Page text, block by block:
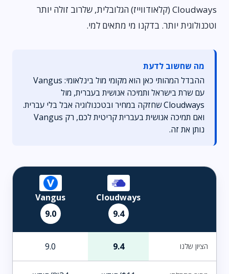
Cloudways (קלאודווייז) הגלובלית, שלרוב זולה יותר
וטכנולוגית יותר. בדקנו מי מתאים למי.
מה שחשוב לדעת
ההבדל המהותי כאן הוא מקומי מול בינלאומי: Vangus
עם שרת בישראל ותמיכה אנושית בעברית, מול
Cloudways שחזקה במחיר ובטכנולוגיה אבל בלי עברית.
ואם תמיכה אנושית בעברית קריטית לכם, רק Vangus
נותן את זה.
Cloudways
9.4
Vangus
9.0
הציון שלנו 9.4
9.0